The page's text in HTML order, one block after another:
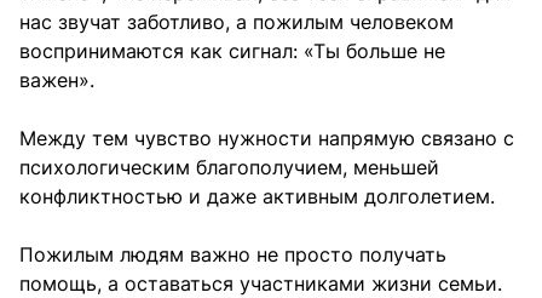
нас звучат заботливо, а пожилым человеком
воспринимаются как сигнал: «Ты больше не
важен».
Между тем чувство нужности напрямую связано с
психологическим благополучием, меньшей
конфликтностью и даже активным долголетием.
Пожилым людям важно не просто получать
помощь, а оставаться участниками жизни семьи.